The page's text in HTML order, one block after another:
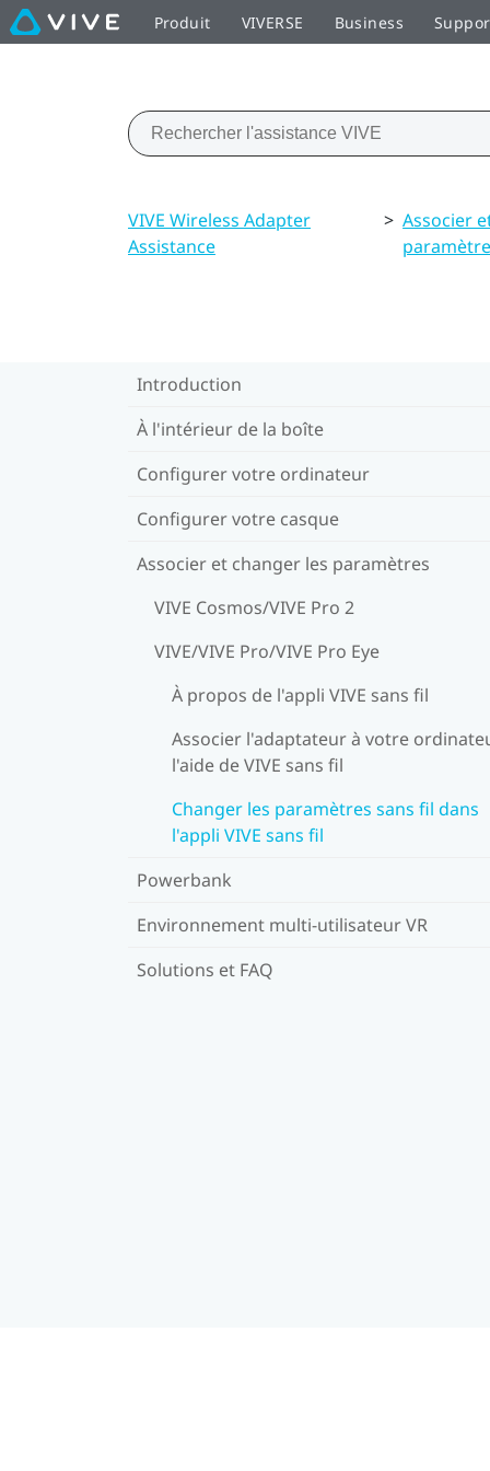
Produit VIVERSE Business
VIVE Wireless Adapter
Assistance
> Associer
Introduction
À l'intérieur de la boîte
Configurer votre ordinateur
Configurer votre casque
Associer et changer les paramètres
VIVE Cosmos/VIVE Pro 2
VIVE/VIVE Pro/VIVE Pro Eye
À propos de l'appli VIVE sans fil
Associer l'adaptateur à votre
l'aide de VIVE sans fil
Changer les paramètres sans fil dans
l'appli VIVE sans fil
Powerbank
Environnement multi-utilisateur VR
Solutions et FAQ